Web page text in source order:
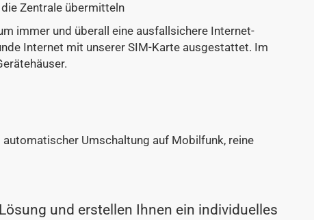
Zentrale übermitteln
immer und überall eine ausfallsichere Internet-
Internet mit unserer SIM-Karte ausgestattet. Im
Umschaltung auf Mobilfunk, reine
und erstellen Ihnen ein individuelles